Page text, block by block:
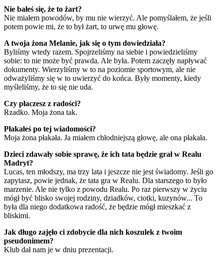
Nie bałeś się, że to żart?
Nie miałem powodów, by mu nie wierzyć. Ale pomyślałem, że jeśli
potem powie mi, że to był żart, to urwę mu głowę.
A twoja żona Melanie, jak się o tym dowiedziała?
Byliśmy wtedy razem. Spojrzeliśmy na siebie i powiedzieliśmy
sobie: to nie może być prawda. Ale była. Potem zaczęły napływać
dokumenty. Wierzyliśmy w to na poziomie sportowym, ale nie
odważyliśmy się w to uwierzyć do końca. Były momenty, kiedy
myśleliśmy, że to się nie uda.
Czy płaczesz z radości?
Rzadko. Moja żona tak.
Płakałeś po tej wiadomości?
Moja żona płakała. Ja miałem chłodniejszą głowę, ale ona płakała.
Dzieci zdawały sobie sprawę, że ich tata będzie grał w Realu
Madryt?
Lucas, ten młodszy, ma trzy lata i jeszcze nie jest świadomy. Jeśli go
zapytasz, powie jednak, że tata gra w Realu. Dla starszego to było
marzenie. Ale nie tylko z powodu Realu. Po raz pierwszy w życiu
mógł być blisko swojej rodziny, dziadków, ciotki, kuzynów... To
była dla niego dodatkowa radość, że będzie mógł mieszkać z
bliskimi.
Jak długo zajęło ci zdobycie dla nich koszulek z twoim
pseudonimem?
Klub dał nam je w dniu prezentacji.